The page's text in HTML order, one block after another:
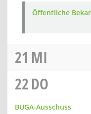
Öffentliche
21 MI
22DO
BUGA-Ausschuss